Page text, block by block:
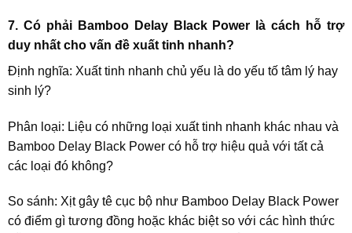
7. Có phải Bamboo Delay Black Power là cách hỗ trợ
duy nhất cho vấn đề xuất tinh nhanh?
Định nghĩa: Xuất tinh nhanh chủ yếu là do yếu tố tâm lý hay
sinh lý?
Phân loại: Liệu có những loại xuất tinh nhanh khác nhau và
Bamboo Delay Black Power có hỗ trợ hiệu quả với tất cả
các loại đó không?
So sánh: Xịt gây tê cục bộ như Bamboo Delay Black Power
có điểm gì tương đồng hoặc khác biệt so với các hình thức